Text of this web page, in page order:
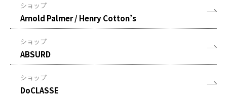
ショップ
Arnold Palmer / Henry Cotton’s
ショップ
ABSURD
ショップ
DoCLASSE